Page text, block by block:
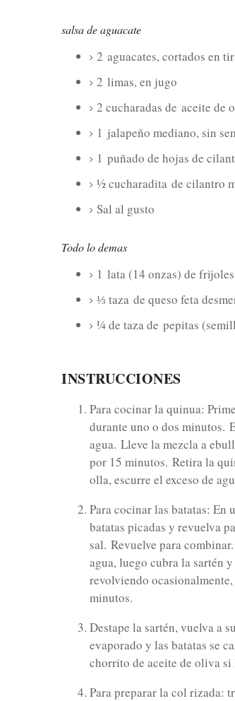
salsa de aguacate
2 aguacates, cortados en
2 limas, en jugo
2 cucharadas de aceite de
1 jalapeño mediano, sin
1 puñado de hojas de
½ cucharadita de cilantro
Sal al gusto
Todo lo demas
1 lata (14 onzas) de
⅓ taza de queso feta
¼ de taza de pepitas
INSTRUCCIONES
Para cocinar la quinua:
durante uno o dos minutos.
agua. Lleve la mezcla a
por 15 minutos. Retira la
olla, escurre el exceso de
Para cocinar las batatas: En
batatas picadas y revuelva
sal. Revuelve para combinar.
agua, luego cubra la sartén
revolviendo
minutos.
Destape la sartén, vuelva a
evaporado y las batatas se
chorrito de aceite de oliva si
Para preparar la col rizada: